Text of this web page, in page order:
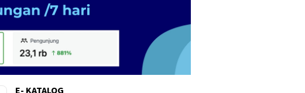
E- KATALOG